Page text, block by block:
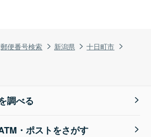
郵便番号検索 新潟県
十日町市
調べる
・ポストをさがす